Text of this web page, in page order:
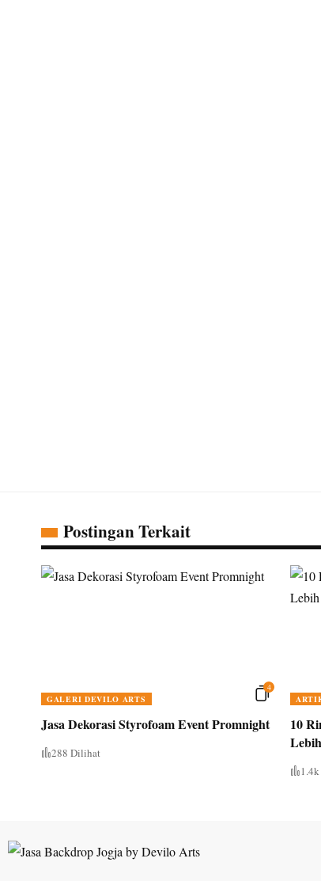
Postingan Terkait
4
GALERI DEVILO ARTS
Jasa Dekorasi Styrofoam Event Promnight
288 Dilihat
10